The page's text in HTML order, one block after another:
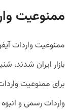
ممنوعیت
بازار ایران شدند،
واردات رسمی و